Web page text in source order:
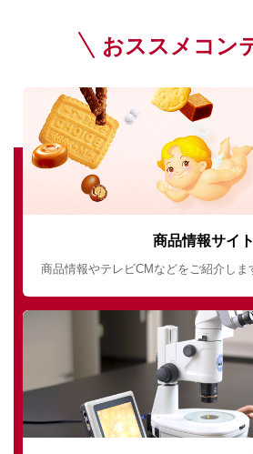
おススメコン
商品情報サイト
商品情報やテレビCMなどをご紹介しま